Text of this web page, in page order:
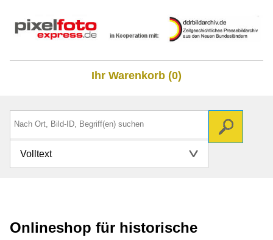
Ihr Warenkorb (0)
Volltext
Onlineshop für historische